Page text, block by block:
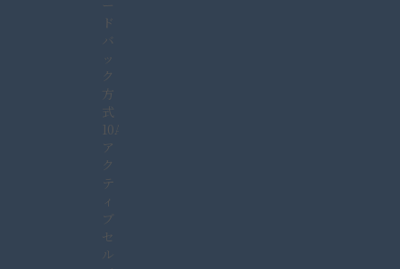
ー
ド
バ
ッ
ク
方
式
10A
ア
ク
テ
ィ
ブ
セ
ル